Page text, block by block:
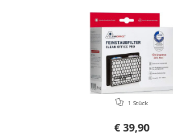
€ 39,90
1 Stück